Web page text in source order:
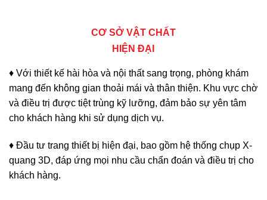
CƠ SỞ VẬT CHẤT
HIỆN ĐẠI
♦ Với thiết kế hài hòa và nội thất sang trọng, phòng khám
mang đến không gian thoải mái và thân thiện. Khu vực chờ
và điều trị được tiệt trùng kỹ lưỡng, đảm bảo sự yên tâm
cho khách hàng khi sử dụng dịch vụ.
♦ Đầu tư trang thiết bị hiện đại, bao gồm hệ thống chụp X-
quang 3D, đáp ứng mọi nhu cầu chẩn đoán và điều trị cho
khách hàng.